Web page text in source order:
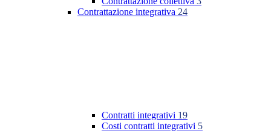
Contrattazione integrativa 24
Contratti integrativi 19
Costi contratti integrativi 5